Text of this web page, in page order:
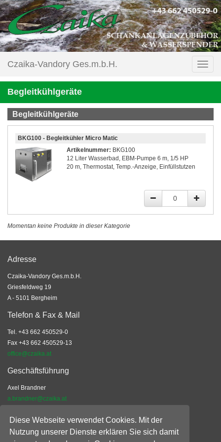
Diese Webseite verwendet Cookies. Mit der
Nutzung unserer Dienste erklären Sie sich damit
Czaika-Vandory Ges.m.b.H.
Begleitkühlgeräte
Begleitkühlgeräte
BKG100 - Begleitkühler Micro Matic
Artikelnummer: BKG100
12 Liter Wasserbad, EBM-Pumpe 6 m, 1/5 HP
20 m, Thermostat, Temp.-Anzeige, Einfüllstutzen
Momentan keine Produkte in dieser Kategorie
Adresse
Czaika-Vandory Ges.m.b.H.
Griesfeldweg 19
A - 5101 Bergheim
Telefon & Fax & Mail
Tel. +43 662 450529-0
Fax +43 662 450529-13
office@czaika.at
Geschäftsführung
Axel Brandner
a.brandner@czaika.at
Geschäftsdaten
UID: ATU36840102